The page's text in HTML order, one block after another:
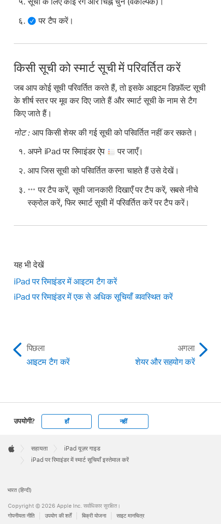
पर टैप करें।
किसी सूची को स्मार्ट सूची में परिवर्तित करें
जब आप कोई सूची परिवर्तित करते हैं, तो इसके आइटम डिफ़ॉल्ट सूची
के शीर्ष स्तर पर मूव कर दिए जाते हैं और स्मार्ट सूची के नाम से टैग
किए जाते हैं।
नोट :आप किसी शेयर की गई सूची को परिवर्तित नहीं कर सकते।
अपने iPad पर रिमाइंडर ऐप
पर जाएँ।
आप जिस सूची को परिवर्तित करना चाहते हैं उसे देखें।
पर टैप करें, सूची जानकारी दिखाएँ पर टैप करें, सबसे नीचे
स्क्रोल करें, फिर स्मार्ट सूची में परिवर्तित करें पर टैप करें।
यह भी देखें
iPad पर रिमाइंडर में आइटम टैग करें
iPad पर रिमाइंडर में एक से अधिक सूचियाँ व्यवस्थित करें
पिछला
आइटम टैग करें
अगला
शेयर और सहयोग करें
उपयोगी? हाँ नहीं
Footer

Apple
सहायता
iPad यूज़र गाइड
iPad पर रिमाइंडर में स्मार्ट सूचियाँ इस्तेमाल करें
भारत (हिन्दी)
Copyright © 2026 Apple Inc. सर्वाधिकार सुरक्षित।
गोपनीयता नीति
उपयोग की शर्तें बिक्री योजना साइट मानचित्र